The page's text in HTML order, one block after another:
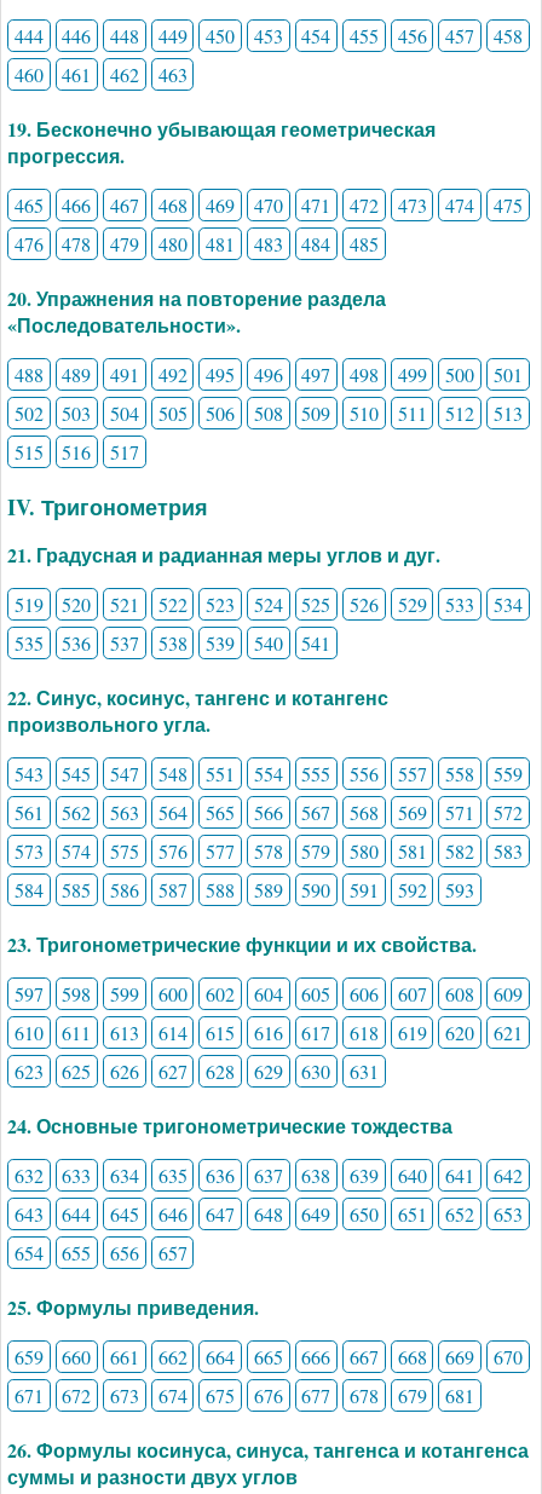
444 446 448 449 450 453 454 455 456 457
458
460
461 462 463
19. Бесконечно убывающая геометрическая
прогрессия.
465 466 467 468 469 470 471 472 473 474
475
476
478 479 480 481 483 484 485
20. Упражнения на повторение раздела
«Последовательности».
488 489 491 492 495 496 497 498 499 500
501
502
503 504 505 506 508 509 510 511 512
513
515
516 517
IV. Тригонометрия
21. Градусная и радианная меры углов и дуг.
519 520 521 522 523 524 525 526 529 533
534
535
536 537 538 539 540 541
22. Синус, косинус, тангенс и котангенс
произвольного угла.
543 545 547 548 551 554 555 556 557 558
559
561
562 563 564 565 566 567 568 569 571
572
573
574 575 576 577 578 579 580 581 582
583
584
585 586 587 588 589 590 591 592 593
23. Тригонометрические функции и их свойства.
597 598 599 600 602 604 605 606 607 608
609
610
611 613 614 615 616 617 618 619 620
621
623
625 626 627 628 629 630 631
24. Основные тригонометрические тождества
632 633 634 635 636 637 638 639 640 641
642
643
644 645 646 647 648 649 650 651 652
653
654
655 656 657
25. Формулы приведения.
659 660 661 662 664 665 666 667 668 669
670
671
672 673 674 675 676 677 678 679 681
26. Формулы косинуса, синуса, тангенса и котангенса
суммы и разности двух углов